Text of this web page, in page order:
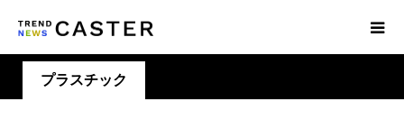
プラスチック